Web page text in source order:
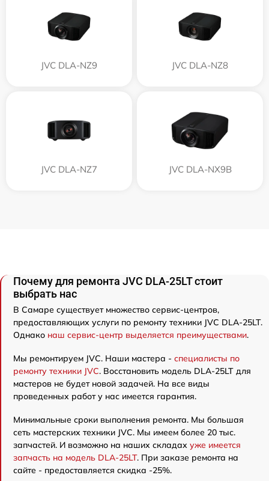
JVC DLA-NZ9 JVC DLA-NZ8
JVC DLA-NZ7 JVC DLA-NX9B
Почему для ремонта JVC DLA-25LT стоит
выбрать нас
В Самаре существует множество сервис-центров,
предоставляющих услуги по ремонту техники JVC DLA-25LT.
Однако наш сервис-центр выделяется преимуществами.
Мы ремонтируем JVC. Наши мастера - специалисты по
ремонту техники JVC. Восстановить модель DLA-25LT для
мастеров не будет новой задачей. На все виды
проведенных работ у нас имеется гарантия.
Минимальные сроки выполнения ремонта. Мы большая
сеть мастерских техники JVC. Мы имеем более 20 тыс.
запчастей. И возможно на наших складах уже имеется
запчасть на модель DLA-25LT. При заказе ремонта на
сайте - предоставляется скидка -25%.